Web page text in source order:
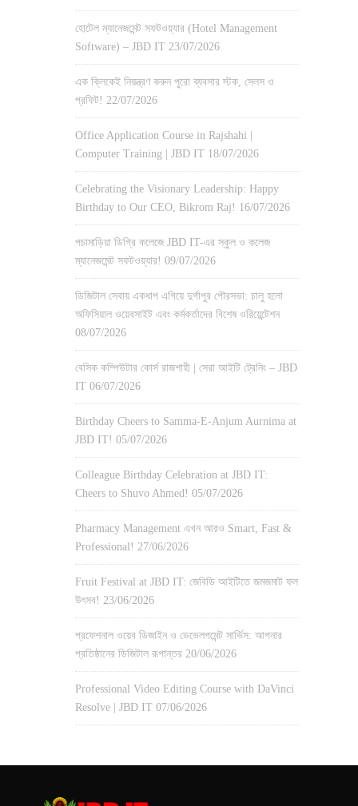
হোটেল ম্যানেজমেন্ট সফটওয়্যার (Hotel Management
Software) – JBD IT 23/07/2026
এক ক্লিকেই নিয়ন্ত্রণ করুন পুরো ব্যবসার স্টক, সেলস ও
প্রফিট! 22/07/2026
Office Application Course in Rajshahi |
Computer Training | JBD IT 18/07/2026
Celebrating the Visionary Leadership: Happy
Birthday to Our CEO, Bikrom Raj! 16/07/2026
পচামাড়িয়া ডিগ্রি কলেজে JBD IT-এর স্কুল ও কলেজ
ম্যানেজমেন্ট সফটওয়্যার! 09/07/2026
ডিজিটাল সেবায় একধাপ এগিয়ে দুর্গাপুর পৌরসভা: চালু হলো
অফিসিয়াল ওয়েবসাইট এবং কর্মকর্তাদের বিশেষ ওরিয়েন্টেশন
08/07/2026
বেসিক কম্পিউটার কোর্স রাজশাহী | সেরা আইটি ট্রেনিং – JBD
IT 06/07/2026
Birthday Cheers to Samma-E-Anjum Aurnima at
JBD IT! 05/07/2026
Colleague Birthday Celebration at JBD IT:
Cheers to Shuvo Ahmed! 05/07/2026
Pharmacy Management এখন আরও Smart, Fast &
Professional! 27/06/2026
Fruit Festival at JBD IT: জেবিডি আইটিতে জমজমাট ফল
উৎসব! 23/06/2026
প্রফেশনাল ওয়েব ডিজাইন ও ডেভেলপমেন্ট সার্ভিস: আপনার
প্রতিষ্ঠানের ডিজিটাল রূপান্তর 20/06/2026
Professional Video Editing Course with DaVinci
Resolve | JBD IT 07/06/2026